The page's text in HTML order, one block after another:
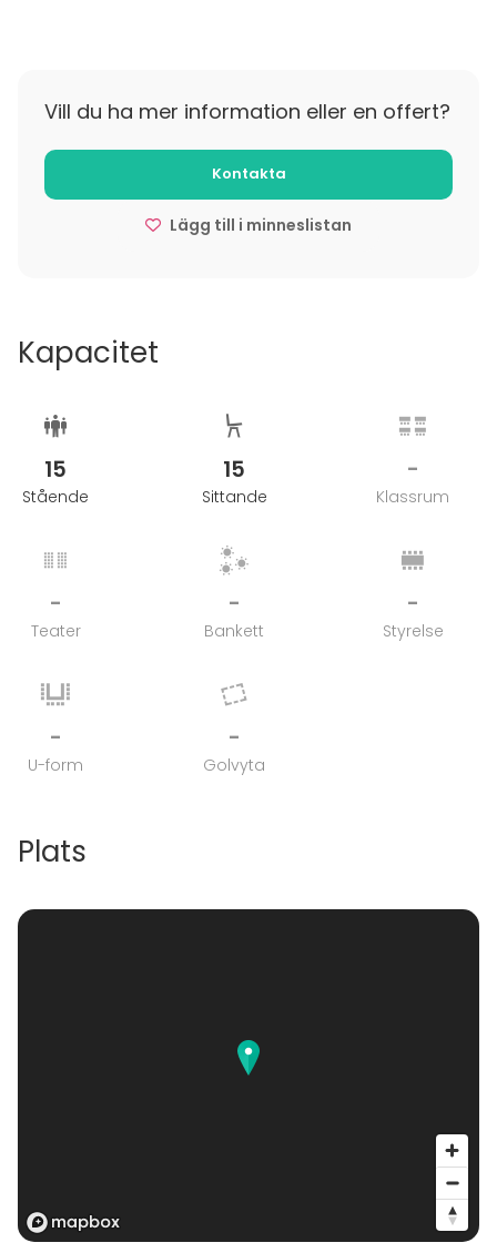
Vill du ha mer information eller en offert?
Kontakta
Lägg till i minneslistan
Kapacitet
15
Stående
15
Sittande
-
Klassrum
-
Teater
-
Bankett
-
Styrelse
-
U-form
-
Golvyta
Plats